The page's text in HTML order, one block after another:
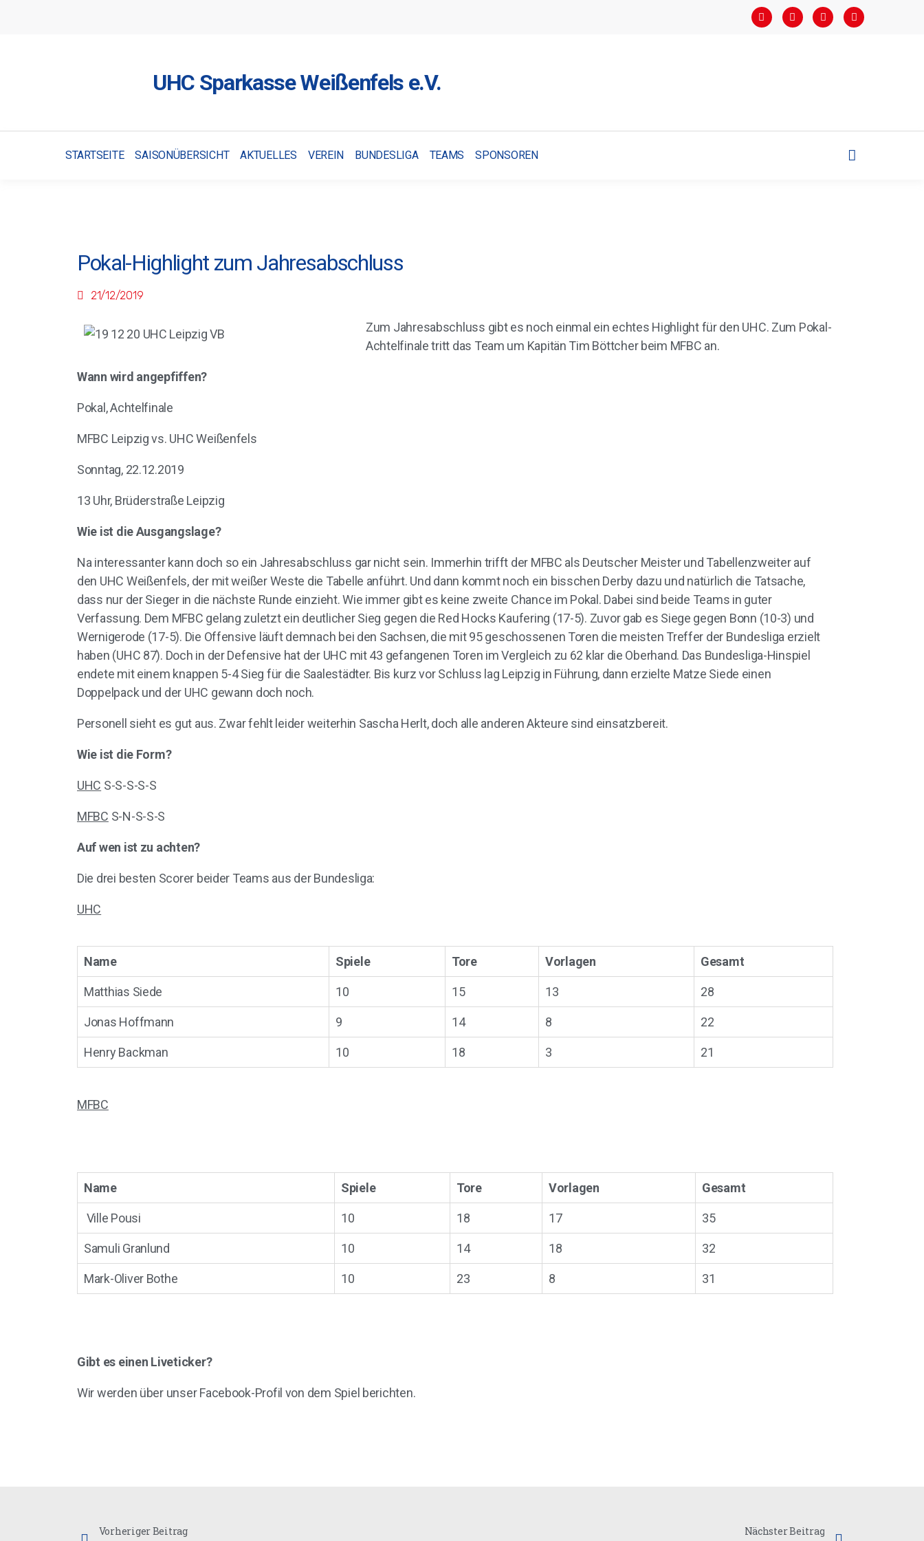
UHC Sparkasse Weißenfels e.V.
STARTSEITE SAISONÜBERSICHT AKTUELLES VEREIN BUNDESLIGA TEAMS SPONSOREN
Pokal-Highlight zum Jahresabschluss
21/12/2019
Zum Jahresabschluss gibt es noch einmal ein echtes Highlight für den UHC. Zum Pokal-
Achtelfinale tritt das Team um Kapitän Tim Böttcher beim MFBC an.
Wann wird angepfiffen?
Pokal, Achtelfinale
MFBC Leipzig vs. UHC Weißenfels
Sonntag, 22.12.2019
13 Uhr, Brüderstraße Leipzig
Wie ist die Ausgangslage?
Na interessanter kann doch so ein Jahresabschluss gar nicht sein. Immerhin trifft der MFBC als Deutscher Meister und Tabellenzweiter auf
den UHC Weißenfels, der mit weißer Weste die Tabelle anführt. Und dann kommt noch ein bisschen Derby dazu und natürlich die Tatsache,
dass nur der Sieger in die nächste Runde einzieht. Wie immer gibt es keine zweite Chance im Pokal. Dabei sind beide Teams in guter
Verfassung. Dem MFBC gelang zuletzt ein deutlicher Sieg gegen die Red Hocks Kaufering (17-5). Zuvor gab es Siege gegen Bonn (10-3) und
Wernigerode (17-5). Die Offensive läuft demnach bei den Sachsen, die mit 95 geschossenen Toren die meisten Treffer der Bundesliga erzielt
haben (UHC 87). Doch in der Defensive hat der UHC mit 43 gefangenen Toren im Vergleich zu 62 klar die Oberhand. Das Bundesliga-Hinspiel
endete mit einem knappen 5-4 Sieg für die Saalestädter. Bis kurz vor Schluss lag Leipzig in Führung, dann erzielte Matze Siede einen
Doppelpack und der UHC gewann doch noch.
Personell sieht es gut aus. Zwar fehlt leider weiterhin Sascha Herlt, doch alle anderen Akteure sind einsatzbereit.
Wie ist die Form?
UHC S-S-S-S-S
MFBC S-N-S-S-S
Auf wen ist zu achten?
Die drei besten Scorer beider Teams aus der Bundesliga:
UHC
Name Spiele Tore Vorlagen Gesamt
Matthias Siede 10 15 13 28
Jonas Hoffmann 9 14 8 22
Henry Backman 10 18 3 21
MFBC
Name Spiele Tore Vorlagen Gesamt
Ville Pousi 10 18 17 35
Samuli Granlund 10 14 18 32
Mark-Oliver Bothe 10 23 8 31
Gibt es einen Liveticker?
Wir werden über unser Facebook-Profil von dem Spiel berichten.
Vorheriger Beitrag Nächster Beitrag